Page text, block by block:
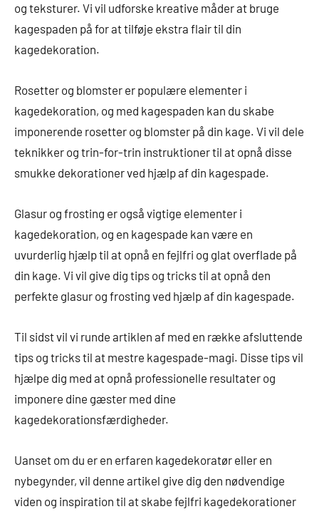
og teksturer. Vi vil udforske kreative måder at bruge
kagespaden på for at tilføje ekstra flair til din
kagedekoration.
Rosetter og blomster er populære elementer i
kagedekoration, og med kagespaden kan du skabe
imponerende rosetter og blomster på din kage. Vi vil dele
teknikker og trin-for-trin instruktioner til at opnå disse
smukke dekorationer ved hjælp af din kagespade.
Glasur og frosting er også vigtige elementer i
kagedekoration, og en kagespade kan være en
uvurderlig hjælp til at opnå en fejlfri og glat overflade på
din kage. Vi vil give dig tips og tricks til at opnå den
perfekte glasur og frosting ved hjælp af din kagespade.
Til sidst vil vi runde artiklen af med en række afsluttende
tips og tricks til at mestre kagespade-magi. Disse tips vil
hjælpe dig med at opnå professionelle resultater og
imponere dine gæster med dine
kagedekorationsfærdigheder.
Uanset om du er en erfaren kagedekoratør eller en
nybegynder, vil denne artikel give dig den nødvendige
viden og inspiration til at skabe fejlfri kagedekorationer